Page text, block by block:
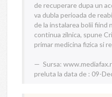
de recuperare dupa un
va dubla perioada de
de la instalarea bolii fiind
continua zilnica, spune
primar medicina fizica si
Sursa:
preluta la data de : 09-